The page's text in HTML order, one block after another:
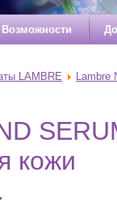
Возможности
LAMBRE
кожи